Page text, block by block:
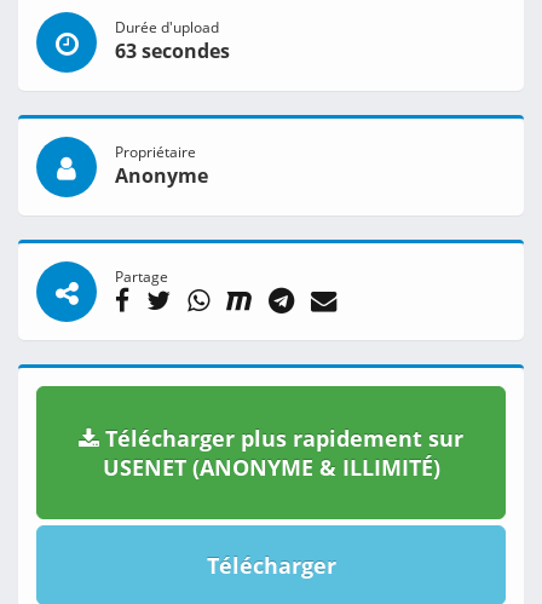
Durée d'upload
63 secondes
Propriétaire
Anonyme
Partage
Télécharger plus rapidement sur
USENET (ANONYME & ILLIMITÉ)
Télécharger